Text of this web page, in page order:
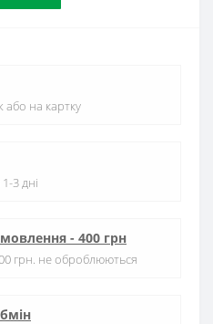
або на картку
3 дні
- 400 грн
грн. не оброблюються